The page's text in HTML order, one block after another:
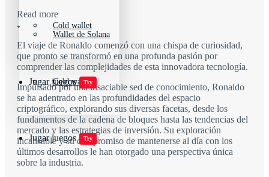
Cold wallet
Jugar juegos Try
Wallet de Solana
Cold wallet
Jugar juegos Try
Read more
El viaje de Ronaldo comenzó con una chispa de curiosidad,
que pronto se transformó en una profunda pasión por
comprender las complejidades de esta innovadora tecnología.
Impulsado por una insaciable sed de conocimiento, Ronaldo
se ha adentrado en las profundidades del espacio
criptográfico, explorando sus diversas facetas, desde los
fundamentos de la cadena de bloques hasta las tendencias del
mercado y las estrategias de inversión. Su exploración
incansable y su compromiso de mantenerse al día con los
últimos desarrollos le han otorgado una perspectiva única
sobre la industria.